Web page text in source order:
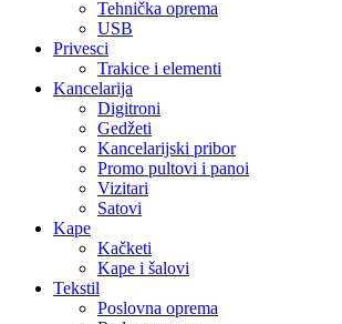
Tehnička oprema
USB
Privesci
Trakice i elementi
Kancelarija
Digitroni
Gedžeti
Kancelarijski pribor
Promo pultovi i panoi
Vizitari
Satovi
Kape
Kačketi
Kape i šalovi
Tekstil
Poslovna oprema